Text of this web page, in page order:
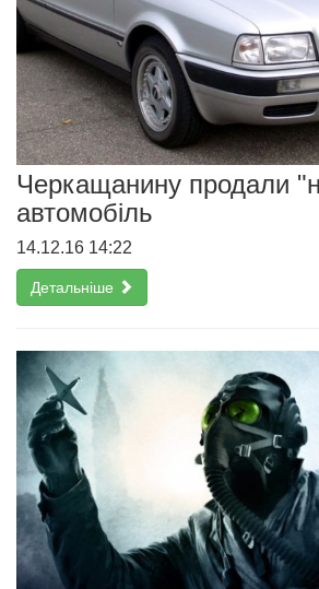
Черкащанину продали
автомобіль
14.12.16 14:22
Детальніше